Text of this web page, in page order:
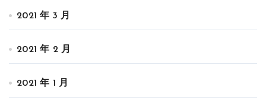
2021 年 3 月
2021 年 2 月
2021 年 1 月